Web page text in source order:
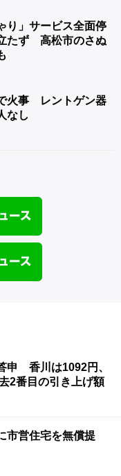
り」サービス全面停
たず 高松市のさぬ
火事 レントゲン器
なし
申 香川は1092円、
2番目の引き上げ額
市営住宅を無償提